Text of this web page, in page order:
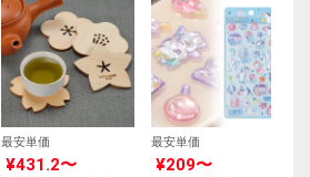
最安単価
¥431.2〜
最安単価
¥209〜